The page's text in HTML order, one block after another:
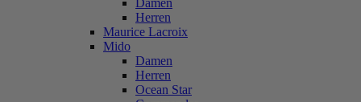
Damen
Herren
Maurice Lacroix
Mido
Damen
Herren
Ocean Star